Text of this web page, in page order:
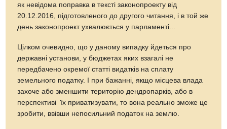
як невідома поправка в тексті законопроекту від
20.12.2016, підготовленого до другого читання, і в той же
день законопроект ухвалюється у парламенті...
Цілком очевидно, що у даному випадку йдеться про
державні установи, у бюджетах яких взагалі не
передбачено окремої статті видатків на сплату
земельного податку. І при бажанні, якщо місцева влада
захоче або зменшити територію дендропарків, або в
перспективі їх приватизувати, то вона реально зможе це
зробити, ввівши непосильний податок на землю.